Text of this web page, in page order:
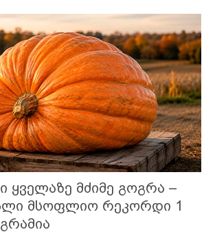
ყველაზე მძიმე გოგრა –
მსოფლიო რეკორდი 1